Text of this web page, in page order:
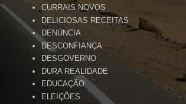
CURRAIS NOVOS
DELICIOSAS RECEITAS
DENÚNCIA
DESCONFIANÇA
DESGOVERNO
DURA REALIDADE
EDUCAÇÃO
ELEIÇÕES